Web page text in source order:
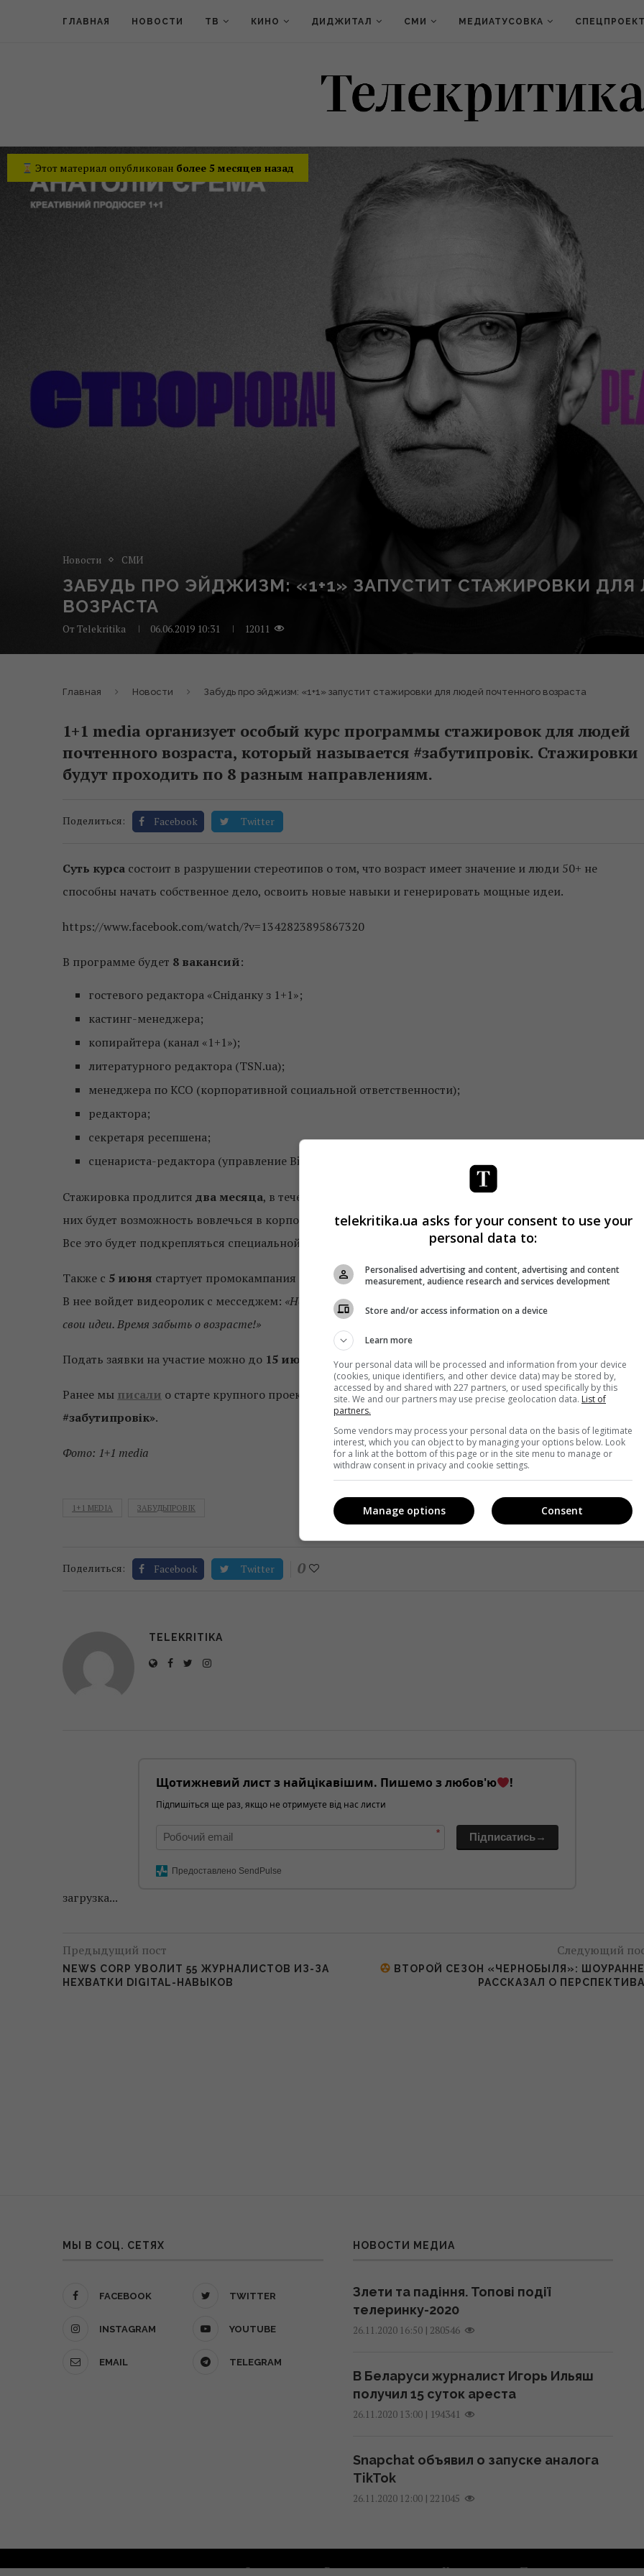
ГЛАВНАЯ НОВОСТИ ТВ КИНО ДИДЖИТАЛ СМИ МЕДИАТУСОВКА
Этот материал опубликован более 5 месяцев назад
Новости СМИ
ЗАБУДЬ ПРО ЭЙДЖИЗМ: «1+1» ЗАПУСТИТ СТАЖИРОВКИ
ВОЗРАСТА
От Telekritika 06.06.2019 10:31 12011
Главная Новости Забудь про эйджизм: «1+1» запустит стажировки для людей почтенного возраста
1+1 media организует особый курс программы стажировок для людей
почтенного возраста, который называется #забутипровік. Стажировки
будут проходить по 8 разным направлениям.
Поделиться: Facebook Twitter
Суть курса состоит в разрушении стереотипов о том, что возраст имеет значение и люди 50+ не
способны начать собственное дело, освоить новые навыки и генерировать мощные идеи.
https://www.facebook.com/watch/?v=1342823895867320
В программе будет 8 вакансий:
гостевого редактора «Сніданку з 1+1»;
кастинг-менеджера;
копирайтера (канал «1+1»);
литературного редактора (TSN.ua);
менеджера по КСО (корпоративной социальной ответственности);
редактора;
секретаря ресепшена;
сценариста-редактора (управление Big Entertainment Shows).
Стажировка продлится два месяца, в течение которых стажеры будут работать по
них будет возможность вовлечься в корпоративную жизнь компании, посещать лекции и мастер-классы.
Все это будет подкрепляться специальной
Также с 5 июня стартует промокампания на ТВ-каналах группы –«1+1, «2+2», «Бигуди»и«УНИАН ТВ»
В нее войдет видеоролик с месседжем: «Неважно, сколько тебе лет. Имеет значение только вера в себя и
свои идеи. Время забыть о возрасте!»
Подать заявки на участие можно до 15 июля 2019.
Ранее мы писали о старте крупного проекта 1+1 Media по борьбе с эйджизмом«Люди ідей+.
#забутипровік».
Фото: 1+1 media
1+1 MEDIA ЗАБУДЬПРОВІК
Поделиться: Facebook Twitter 0
TELEKRITIKA
Щотижневий лист з найцікавішим. Пишемо з любов'ю !
Підпишіться ще раз, якщо не отримуєте від нас листи
* Підписатись→
Предоставлено SendPulse
загрузка...
Предыдущий пост
NEWS CORP УВОЛИТ 55 ЖУРНАЛИСТОВ ИЗ-ЗА
НЕХВАТКИ DIGITAL-НАВЫКОВ
Следующий
ВТОРОЙ СЕЗОН «ЧЕРНОБЫЛЯ»:
РАССКАЗАЛ О
МЫ В СОЦ. СЕТЯХ
FACEBOOK TWITTER
INSTAGRAM YOUTUBE
EMAIL TELEGRAM
НОВОСТИ МЕДИА
Злети та падіння. Топові події
телеринку-2020
26.11.2020 16:50| 280546
В Беларуси журналист Игорь Ильяш
получил 15 суток ареста
26.11.2020 13:00| 194341
Snapchat объявил о запуске аналога
TikTok
26.11.2020 12:00| 221045
О проекте Рекламодателям Контакты Правила
telekritika.ua asks for your consent to use your
personal data to:
Personalised advertising and content, advertising and content
measurement, audience research and services development
Store and/or access information on a device
Learn more
Your personal data will be processed and information from your device
(cookies, unique identifiers, and other device data) may be stored by,
accessed by and shared with 227 partners, or used specifically by this
site. We and our partners may use precise geolocation data. List of
partners.
Some vendors may process your personal data on the basis of legitimate
interest, which you can object to by managing your options below. Look
for a link at the bottom of this page or in the site menu to manage or
withdraw consent in privacy and cookie settings.
Consent
Manage options